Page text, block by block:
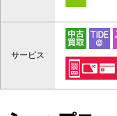
サービス